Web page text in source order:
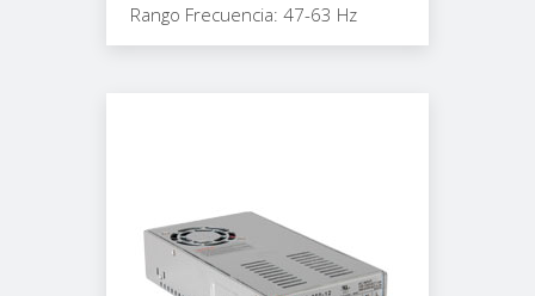
Rango Frecuencia: 47-63 Hz